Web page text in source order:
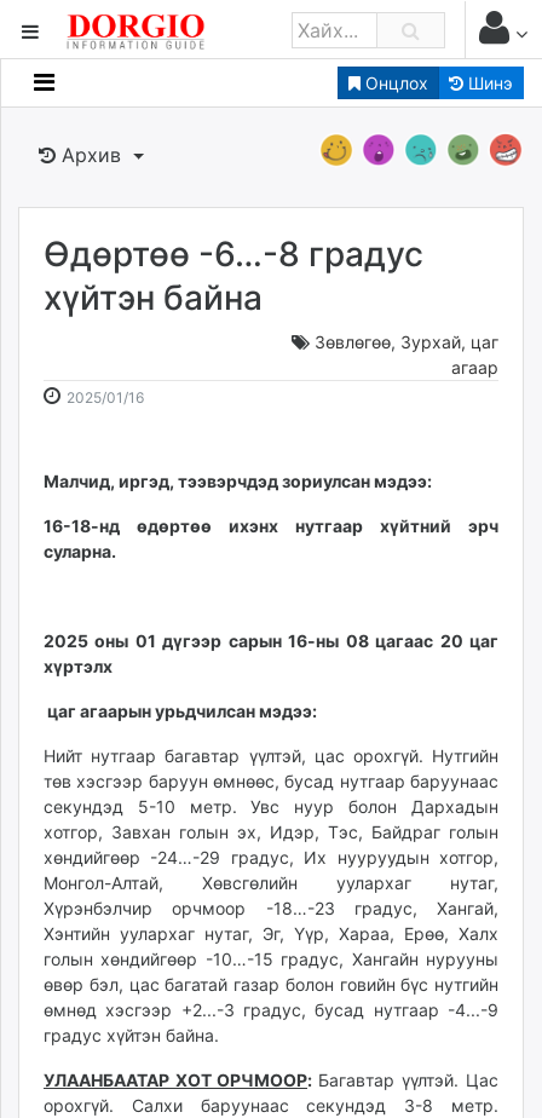
Онцлох Шинэ
Мэдээллийн
Банк санхүү
Бизнес ААН
Төрийн
Нийслэлийн
Gogo.mn
caak.mn
zindaa.mn
tovch.mn
ikon.mn
Eguur.mn
24tsag.mn
shuud.mn
ergelt.mn
zarig.mn
today.mn
zuv.mn
mminfo.mn
ugluu.mn
urlag.mn
unen.mn
asu.mn
shudarga.mn
shuurhai.mn
unuudur.mn
Архив
Өдөртөө -6…-8 градус
хүйтэн байна
Зөвлөгөө, Зурхай, цаг
агаар
2025/01/162025-
09:33:18
2026-
10:20:51
Малчид, иргэд, тээвэрчдэд зориулсан мэдээ:
16-18-нд өдөртөө ихэнх нутгаар хүйтний эрч
суларна.
2025 оны 01 дүгээр сарын 16-ны 08 цагаас 20 цаг
хүртэлх
цаг агаарын урьдчилсан мэдээ:
Нийт нутгаар багавтар үүлтэй, цас орохгүй. Нутгийн
төв хэсгээр баруун өмнөөс, бусад нутгаар баруунаас
секундэд 5-10 метр.
Увс нуур болон Дархадын
хотгор, Завхан голын эх, Идэр, Тэс, Байдраг голын
хөндийгөөр -24…-29 градус, Их нууруудын хотгор,
Монгол-Алтай, Хөвсгөлийн уулархаг нутаг,
Хүрэнбэлчир орчмоор -18…-23 градус, Хангай,
Хэнтийн уулархаг нутаг, Эг, Үүр, Хараа, Ерөө, Халх
голын хөндийгөөр -10…-15 градус, Хангайн нурууны
өвөр бэл, цас багатай газар болон говийн бүс нутгийн
өмнөд хэсгээр +2...-3 градус, бусад нутгаар -4...-9
градус хүйтэн байна.
УЛААНБААТАР ХОТ ОРЧМООР: Багавтар үүлтэй. Цас
орохгүй. Салхи баруунаас секундэд 3-8 метр.